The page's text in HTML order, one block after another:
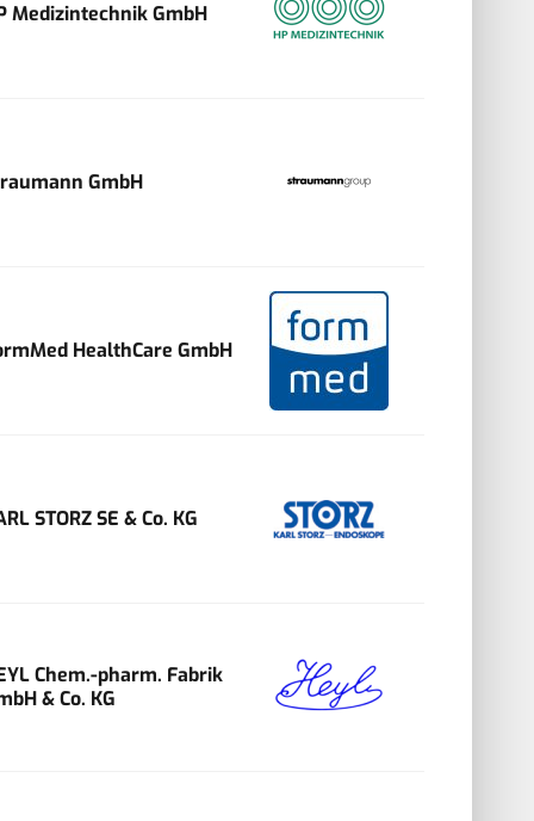
Medizintechnik GmbH
GmbH
HealthCare GmbH
STORZ SE & Co. KG
Chem.-pharm. Fabrik
& Co. KG